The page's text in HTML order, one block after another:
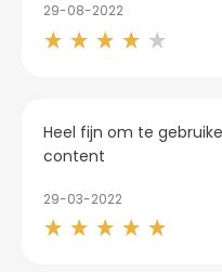
29-08-2022
Heel fijn om te
content
29-03-2022